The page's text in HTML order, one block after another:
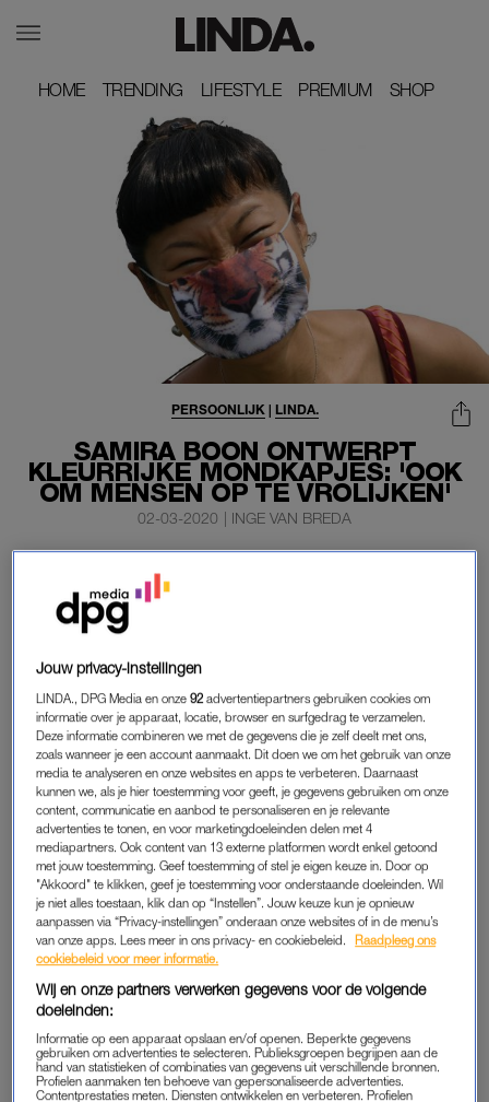
HOME
HOME TRENDING
TRENDING LIFESTYLE
LIFESTYLE PREMIUM
PREMIUM SHOP
SHOP
SAMIRA BOON ONTWERPT
KLEURRIJKE MONDKAPJES: 'OOK
OM MENSEN OP TE VROLIJKEN'
PERSOONLIJK | LINDA.
02-03-2020 | INGE VAN BREDA
Sinds de uitbraak van het coronavirus zijn mondkapjes
niet meer aan te slepen. Vaak zien we de saaie, witte
exemplaren, maar ontwerper Samira Boon bracht in
Kies bijvoorbeeld uit de mond van een ijsbeer, varken of tijger.
VROLIJK
In Japan, waar Samira een tijdje heeft gewoond, zijn
mondkapjes dagelijks in het straatbeeld te zien. “Iedereen
draagt ze om zichzelf te beschermen voor bacteriën van een
ander, maar ook om anderen te beschermen als ze zelf ziek
zijn”, legt Samira uit. “In Aziatische landen beschermt men
elkaar uit beleefdheid.”
besloot ze een vrolijkere versie te maken en te verkopen. “Ook
Lees meer
Jouw privacy-instellingen
LINDA., DPG Media en onze92 advertentiepartners gebruiken cookies om
informatie over je apparaat, locatie, browser en surfgedrag te verzamelen.
Deze informatie combineren we met de gegevens die je zelf deelt met ons,
zoals wanneer je een account aanmaakt. Dit doen we om het gebruik van onze
media te analyseren en onze websites en apps te verbeteren. Daarnaast
kunnen we, als je hier toestemming voor geeft, je gegevens gebruiken om onze
content, communicatie en aanbod te personaliseren en je relevante
advertenties te tonen, en voor marketingdoeleinden delen met 4
mediapartners. Ook content van 13 externe platformen wordt enkel getoond
met jouw toestemming. Geef toestemming of stel je eigen keuze in. Door op
"Akkoord" te klikken, geef je toestemming voor onderstaande doeleinden. Wil
je niet alles toestaan, klik dan op “Instellen”. Jouw keuze kun je opnieuw
aanpassen via “Privacy-instellingen” onderaan onze websites of in de menu’s
van onze apps. Lees meer in ons privacy- en cookiebeleid.
Raadpleeg ons
cookiebeleid voor meer informatie.
Wij en onze partners verwerken gegevens voor de volgende
doeleinden:
Informatie op een apparaat opslaan en/of openen. Beperkte gegevens
gebruiken om advertenties te selecteren. Publieksgroepen begrijpen aan de
hand van statistieken of combinaties van gegevens uit verschillende bronnen.
Profielen aanmaken ten behoeve van gepersonaliseerde advertenties.
Contentprestaties meten. Diensten ontwikkelen en verbeteren. Profielen